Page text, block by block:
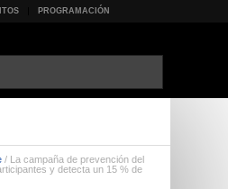
PROGRAMACIÓN
/ La campaña de prevención del
y detecta un 15 % de